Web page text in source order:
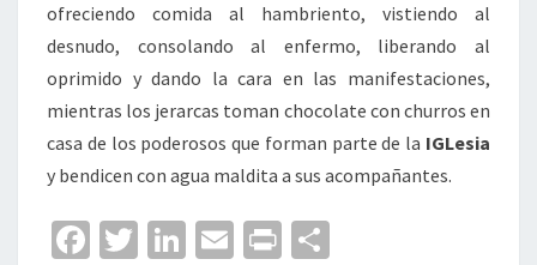
ofreciendo comida al hambriento, vistiendo al
desnudo, consolando al enfermo, liberando al
oprimido y dando la cara en las manifestaciones,
mientras los jerarcas toman chocolate con churros en
casa de los poderosos que forman parte de la IGLesia
y bendicen con agua maldita a sus acompañantes.
Fa T
Li
E
Pr